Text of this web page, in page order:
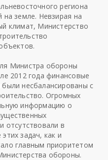
региона
на земле. Невзирая на
климат, Министерство
Министра обороны
2012 года финансовые
несбалансированы с
Огромных
информацию о
отсутствовали в
задач, как и
главным приоритетом
обороны.